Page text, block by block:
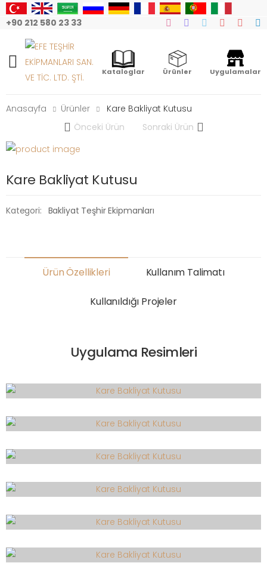
+90 212 580 23 33
Mobile MenuKataloglar Ürünler Uygulamalar
Anasayfa Ürünler
Kare Bakliyat Kutusu
Önceki Ürün
Sonraki Ürün
Kare Bakliyat Kutusu
Kategori: Bakliyat Teşhir Ekipmanları
Ürün Özellikleri Kullanım Talimatı
Kullanıldığı Projeler
Uygulama Resimleri